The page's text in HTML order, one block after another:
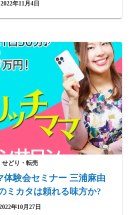
2022年11月4日
せどり・転売
体験会セミナー 三浦麻由
ミカタは頼れる味方か?
年10月27日